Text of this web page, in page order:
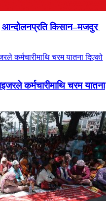
आन्दोलनप्रति किसान–मजदुर
कर्मचारीमाथि चरम यातना